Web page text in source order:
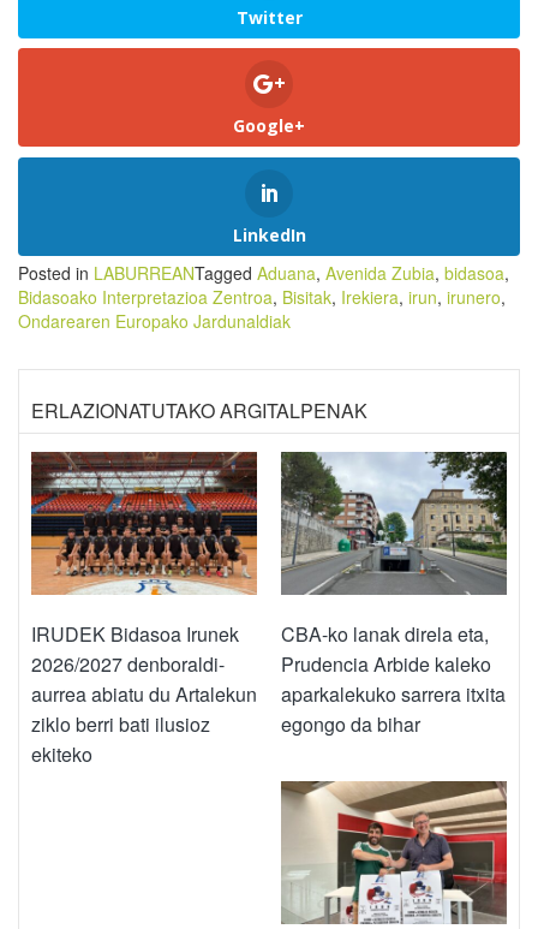
Twitter
Google+
LinkedIn
Posted in LABURREANTagged Aduana, Avenida Zubia, bidasoa,
Bidasoako Interpretazioa Zentroa, Bisitak, Irekiera, irun, irunero,
Ondarearen Europako Jardunaldiak
ERLAZIONATUTAKO ARGITALPENAK
IRUDEK Bidasoa Irunek
2026/2027 denboraldi-
aurrea abiatu du Artalekun
ziklo berri bati ilusioz
ekiteko
CBA-ko lanak direla eta,
Prudencia Arbide kaleko
aparkalekuko sarrera itxita
egongo da bihar